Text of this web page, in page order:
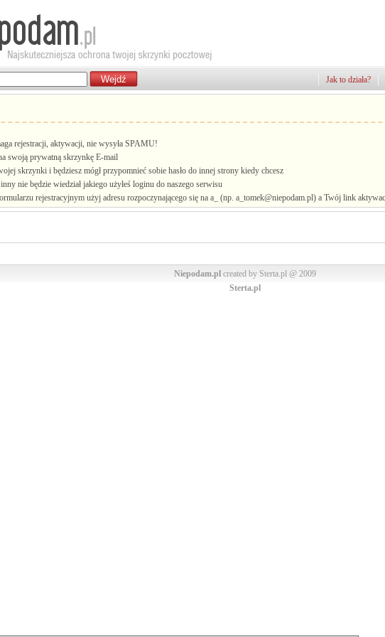
Jak to działa?
rejestracji, aktywacji, nie wysyła SPAMU!
swoją prywatną skrzynkę E-mail
skrzynki i będziesz mógł przypomnieć sobie hasło do innej strony kiedy chcesz
nie będzie wiedział jakiego użyłeś loginu do naszego serwisu
rejestracyjnym użyj adresu rozpoczynającego się na a_ (np. a_tomek@niepodam.pl) a Twój link
Niepodam.pl created by Sterta.pl @ 2009
Sterta.pl